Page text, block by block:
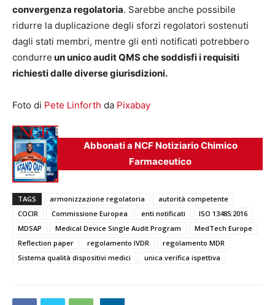
convergenza regolatoria. Sarebbe anche possibile
ridurre la duplicazione degli sforzi regolatori sostenuti
dagli stati membri, mentre gli enti notificati potrebbero
condurre un unico audit QMS che soddisfi i requisiti
richiesti dalle diverse giurisdizioni.
Foto di Pete Linforth da Pixabay
Abbonati a NCF Notiziario Chimico
Farmaceutico
TAGS armonizzazione regolatoria
autorità competente
COCIR
Commissione Europea enti notificati
ISO 13485:2016
MDSAP
Medical Device Single Audit Program
MedTech Europe
Reflection paper
regolamento IVDR
regolamento MDR
Sistema qualità dispositivi medici
unica verifica ispettiva